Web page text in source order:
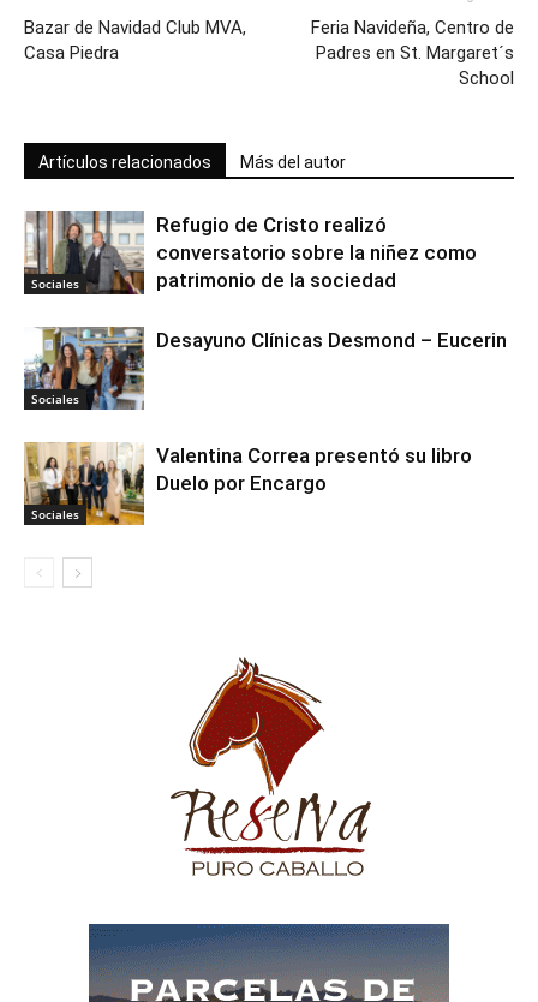
Bazar de Navidad Club MVA,
Casa Piedra
Feria Navideña, Centro de
Padres en St. Margaret´s
School
Artículos relacionados Más del autor
Sociales
Refugio de Cristo realizó
conversatorio sobre la niñez como
patrimonio de la sociedad
Sociales
Desayuno Clínicas Desmond – Eucerin
Sociales
Valentina Correa presentó su libro
Duelo por Encargo